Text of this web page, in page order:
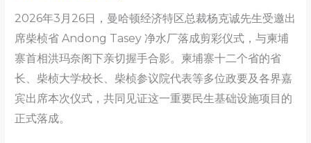
2026年3月26日，曼哈顿经济特区总裁杨克诚先生受邀出
席柴桢省 Andong Tasey 净水厂落成剪彩仪式，与柬埔
寨首相洪玛奈阁下亲切握手合影。柬埔寨十二个省的省
长、柴桢大学校长、柴桢参议院代表等多位政要及各界嘉
宾出席本次仪式，共同见证这一重要民生基础设施项目的
正式落成。